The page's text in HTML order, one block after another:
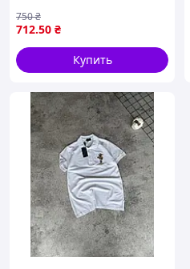
712.50 ₴
750₴
Купить